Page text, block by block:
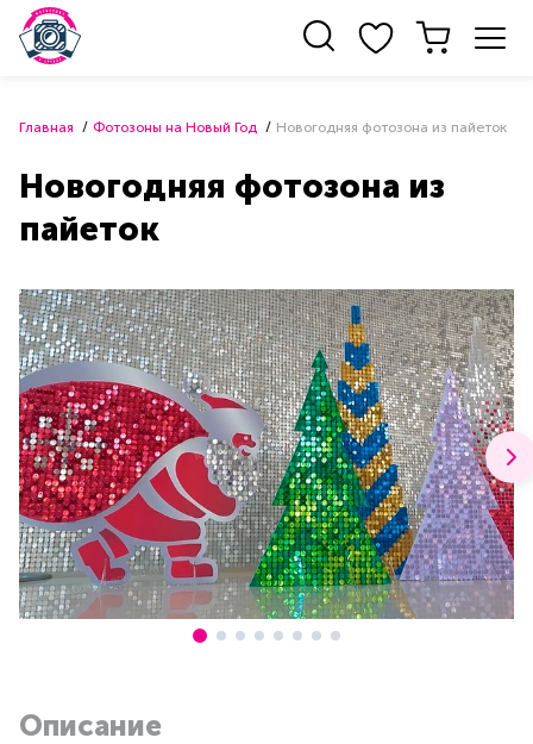
Главная Фотозоны на Новый Год Новогодняя фотозона из пайеток
Новогодняя фотозона из
пайеток
Описание